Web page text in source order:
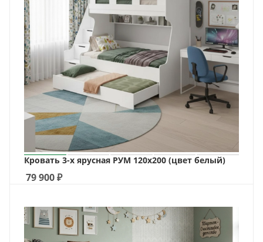
Кровать 3-х ярусная РУМ 120х200 (цвет белый)
79 900₽